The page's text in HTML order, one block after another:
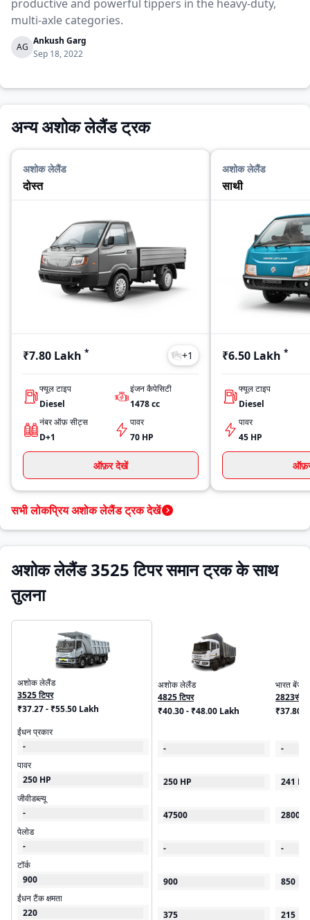
productive and powerful tippers in the heavy-duty,
multi-axle categories.
AG
Ankush Garg
Sep 18, 2022
अन्य अशोक लेलैंड ट्रक
अशोक लेलैंड
दोस्त
₹7.80 Lakh * +1
फ्यूल टाइप
Diesel
इंजन कैपेसिटी
1478cc
नंबर ऑफ़ सीट्स
D+1
पावर
70 HP
ऑफ़र देखें
अशोक लेलैंड
साथी
₹6.50 Lakh *
फ्यूल टाइप
Diesel
पावर
45 HP
सभी लोकप्रिय अशोक लेलैंड ट्रक देखें
अशोक लेलैंड 3525 टिपर समान ट्रक के साथ
तुलना
अशोक लेलैंड
3525 टिपर
₹37.27 - ₹55.50 Lakh
ईंधन प्रकार
-
पावर
250 HP
जीवीडब्ल्यू
-
पेलोड
-
टॉर्क
900
ईंधन टैंक क्षमता
220
अशोक लेलैंड
4825 टिपर
₹40.30 - ₹48.00 Lakh
-
250 HP
47500
-
900
375
भारत बेंज
2823सी
₹37.80
-
241 HP
28000
-
850
215